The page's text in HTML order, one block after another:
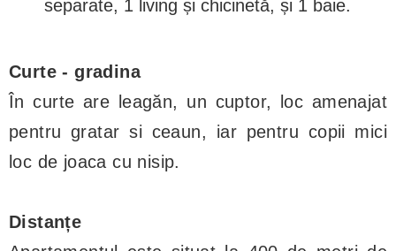
separate, 1 living și chicinetă, și 1 baie.
Curte - gradina
În curte are leagăn, un cuptor, loc amenajat
pentru gratar si ceaun, iar pentru copii mici
loc de joaca cu nisip.
Distanțe